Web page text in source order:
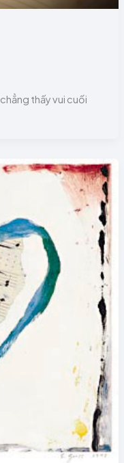
thấy vui cuối